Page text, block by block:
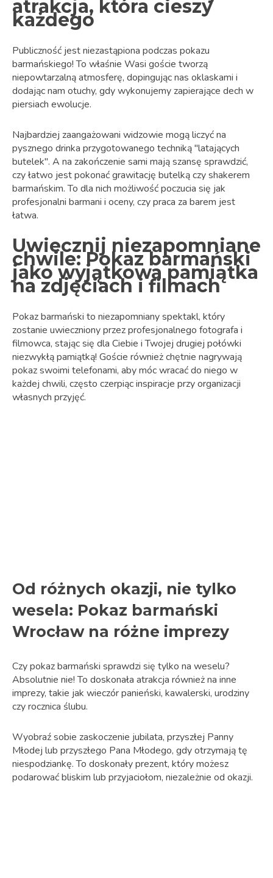
atrakcja, która cieszy
każdego
Publiczność jest niezastąpiona podczas pokazu
barmańskiego! To właśnie Wasi goście tworzą
niepowtarzalną atmosferę, dopingując nas oklaskami i
dodając nam otuchy, gdy wykonujemy zapierające dech w
piersiach ewolucje.
Najbardziej zaangażowani widzowie mogą liczyć na
pysznego drinka przygotowanego techniką "latających
butelek". A na zakończenie sami mają szansę sprawdzić,
czy łatwo jest pokonać grawitację butelką czy shakerem
barmańskim. To dla nich możliwość poczucia się jak
profesjonalni barmani i oceny, czy praca za barem jest
łatwa.
Uwiecznij niezapomniane
chwile: Pokaz barmański
jako wyjątkowa pamiątka
na zdjęciach i filmach
Pokaz barmański to niezapomniany spektakl, który
zostanie uwieczniony przez profesjonalnego fotografa i
filmowca, stając się dla Ciebie i Twojej drugiej połówki
niezwykłą pamiątką! Goście również chętnie nagrywają
pokaz swoimi telefonami, aby móc wracać do niego w
każdej chwili, często czerpiąc inspiracje przy organizacji
własnych przyjęć.
Od różnych okazji, nie tylko
wesela: Pokaz barmański
Wrocław na różne imprezy
Czy pokaz barmański sprawdzi się tylko na weselu?
Absolutnie nie! To doskonała atrakcja również na inne
imprezy, takie jak wieczór panieński, kawalerski, urodziny
czy rocznica ślubu.
Wyobraź sobie zaskoczenie jubilata, przyszłej Panny
Młodej lub przyszłego Pana Młodego, gdy otrzymają tę
niespodziankę. To doskonały prezent, który możesz
podarować bliskim lub przyjaciołom, niezależnie od okazji.